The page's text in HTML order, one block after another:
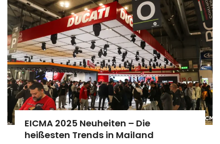
EICMA 2025 Neuheiten – Die
heißesten Trends in Mailand